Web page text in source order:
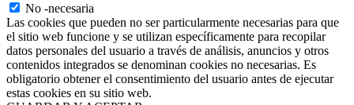
No -necesaria
Las cookies que pueden no ser particularmente necesarias para que
el sitio web funcione y se utilizan específicamente para recopilar
datos personales del usuario a través de análisis, anuncios y otros
contenidos integrados se denominan cookies no necesarias. Es
obligatorio obtener el consentimiento del usuario antes de ejecutar
estas cookies en su sitio web.